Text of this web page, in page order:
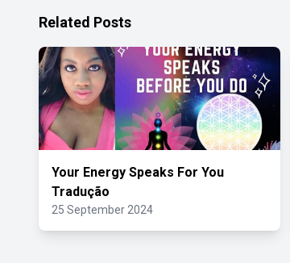
Related Posts
Your Energy Speaks For You
Tradução
25 September 2024